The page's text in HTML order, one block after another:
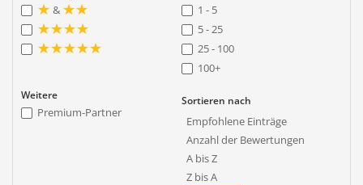
&
1 - 5
5 - 25
25 - 100
100+
Weitere
Premium-Partner
Sortieren nach
Empfohlene Einträge
Anzahl der Bewertungen
A bis Z
Z bis A